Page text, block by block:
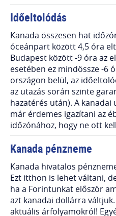
Időeltolódás
Kanada összesen hat
óceánpart között 4,5 óra
Budapest között -9 óra az
esetében ez mindössze -6
országon belül, az
az utazás során szinte
hazatérés után). A
már érdemes igazítani az
időzónához, hogy ne ott
Kanada pénzneme
Kanada hivatalos
Ezt itthon is lehet váltani,
ha a Forintunkat először
azt kanadai dollárra
aktuális árfolyamokról!